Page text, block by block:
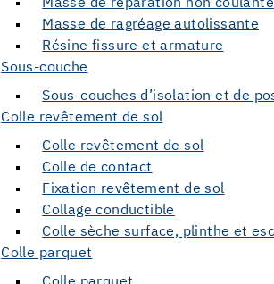
Masse de réparation non coulante
Masse de ragréage autolissante
Résine fissure et armature
Sous-couche
Sous-couches d’isolation et de
Colle revêtement de sol
Colle revêtement de sol
Colle de contact
Fixation revêtement de sol
Collage conductible
Colle sèche surface, plinthe et
Colle parquet